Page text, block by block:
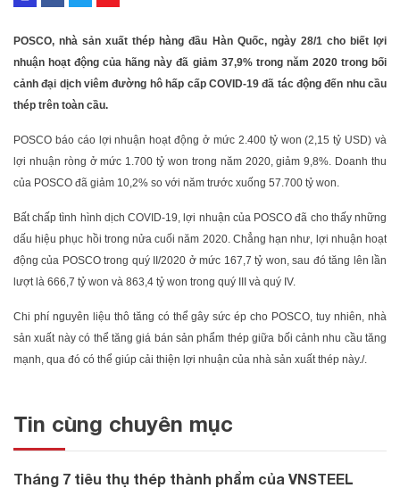
POSCO, nhà sản xuất thép hàng đầu Hàn Quốc, ngày 28/1 cho biết lợi
nhuận hoạt động của hãng này đã giảm 37,9% trong năm 2020 trong bối
cảnh đại dịch viêm đường hô hấp cấp COVID-19 đã tác động đến nhu cầu
thép trên toàn cầu.
POSCO báo cáo lợi nhuận hoạt động ở mức 2.400 tỷ won (2,15 tỷ USD) và
lợi nhuận ròng ở mức 1.700 tỷ won trong năm 2020, giảm 9,8%. Doanh thu
của POSCO đã giảm 10,2% so với năm trước xuống 57.700 tỷ won.
Bất chấp tình hình dịch COVID-19, lợi nhuận của POSCO đã cho thấy những
dấu hiệu phục hồi trong nửa cuối năm 2020. Chẳng hạn như, lợi nhuận hoạt
động của POSCO trong quý II/2020 ở mức 167,7 tỷ won, sau đó tăng lên lần
lượt là 666,7 tỷ won và 863,4 tỷ won trong quý III và quý IV.
Chi phí nguyên liệu thô tăng có thể gây sức ép cho POSCO, tuy nhiên, nhà
sản xuất này có thể tăng giá bán sản phẩm thép giữa bối cảnh nhu cầu tăng
mạnh, qua đó có thể giúp cải thiện lợi nhuận của nhà sản xuất thép này./.
Tin cùng chuyên mục
Tháng 7 tiêu thụ thép thành phẩm của VNSTEEL